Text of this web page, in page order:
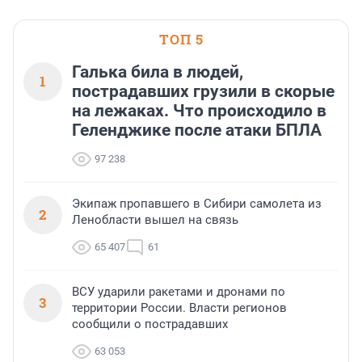
ТОП 5
1
Галька била в людей,
пострадавших грузили в скорые
на лежаках. Что происходило в
Геленджике после атаки БПЛА
97 238
2
Экипаж пропавшего в Сибири самолета из
Ленобласти вышел на связь
65 407 61
3
ВСУ ударили ракетами и дронами по
территории России. Власти регионов
сообщили о пострадавших
63 053